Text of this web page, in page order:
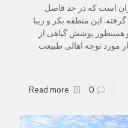
است که در حد فاصل
این منطقه بکر و زیبا
همینطور پوشش گیاهی از
مورد توجه اهالی طبیعت
0
Read more